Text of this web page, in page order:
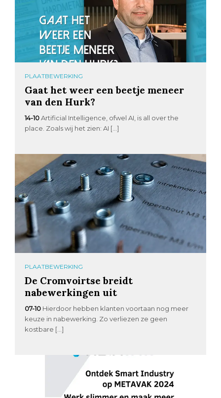
PLAATBEWERKING
Gaat het weer een beetje meneer
van den Hurk?
14-10 Artificial Intelligence, ofwel AI, is all over the
place. Zoals wij het zien: AI […]
PLAATBEWERKING
De Cromvoirtse breidt
nabewerkingen uit
07-10 Hierdoor hebben klanten voortaan nog meer
keuze in nabewerking. Zo verliezen ze geen
kostbare […]